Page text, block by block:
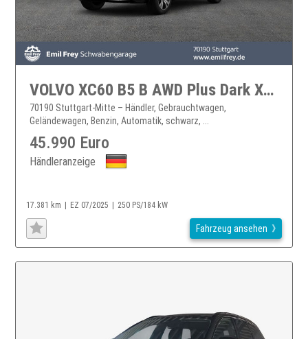
VOLVO XC60 B5 B AWD Plus Dark XC60
70190 Stuttgart-Mitte – Händler, Gebrauchtwagen,
Geländewagen, Benzin, Automatik, schwarz, ...
45.990 Euro
Händleranzeige
17.381 km EZ 07/2025 250 PS/184 kW
Fahrzeug ansehen